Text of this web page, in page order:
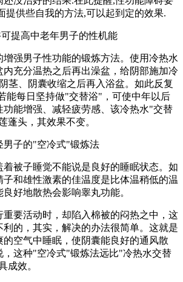
提供些自我的方法,可以起到定的效果.
提高中老年男子的性机能
男子性功能的锻炼方法。使用冷热水
内充分温热之后再出澡盆，给阴部施加冷
茎、阴囊收缩之后再入浴盆。如此反复
能每日坚持做"交替浴"，可使中年以后
功能增强、减轻疲劳感、该冷热水"交替
蓬头，其效果不变。
子的"空冷式"锻炼法
子睡觉不能说是良好的睡眠状态。如
和雄性激素的佳温度是比体温稍低的温
好地散热会影响睾丸功能。
要活动时，却陷入棉被的闷热之中，这
利的，其实，解决的办法很简单。这就是
空气中睡眠，使阴囊能良好的通风散
，这种"空冷式"锻炼法远比"冷热水交替
成效。